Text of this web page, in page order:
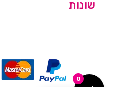
שונות
0